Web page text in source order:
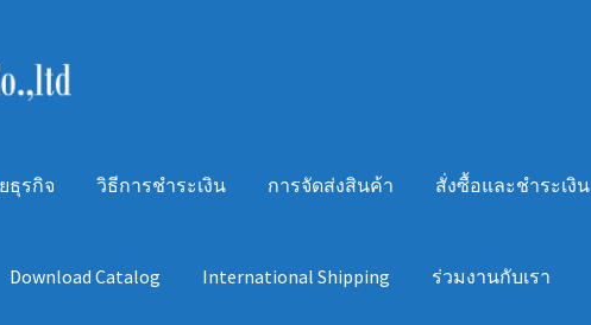
ธุรกิจ วิธีการชำระเงิน การจัดส่งสินค้า สั่งซื้อและชำระเงิน
Download Catalog International Shipping ร่วมงานกับเรา